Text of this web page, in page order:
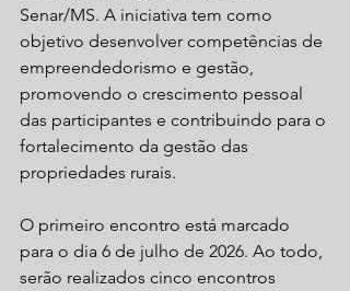
Senar/MS. A iniciativa tem como
objetivo desenvolver competências de
empreendedorismo e gestão,
promovendo o crescimento pessoal
das participantes e contribuindo para o
fortalecimento da gestão das
propriedades rurais.
O primeiro encontro está marcado
para o dia 6 de julho de 2026. Ao todo,
serão realizados cinco encontros